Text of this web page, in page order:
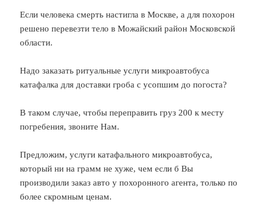
Если человека смерть настигла в Москве, а для похорон
решено перевезти тело в Можайский район Московской
области.
Надо заказать ритуальные услуги микроавтобуса
катафалка для доставки гроба с усопшим до погоста?
В таком случае, чтобы переправить груз 200 к месту
погребения, звоните Нам.
Предложим, услуги катафального микроавтобуса,
который ни на грамм не хуже, чем если б Вы
производили заказ авто у похоронного агента, только по
более скромным ценам.